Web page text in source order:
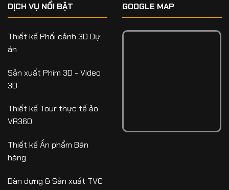
DỊCH VỤ NỔI BẬT
Thiết kế Phối cảnh 3D Dự
án
Sản xuất Phim 3D - Video
3D
Thiết kế Tour thực tế ảo
VR360
Thiết kế Ấn phẩm Bán
hàng
Dàn dựng & Sản xuất TVC
GOOGLE MAP